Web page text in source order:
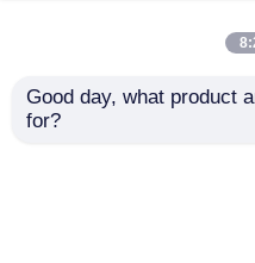
Good day, what product
for?